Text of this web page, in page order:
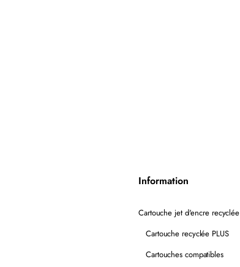
Information
Cartouche jet d'encre recyclée
Cartouche recyclée PLUS
Cartouches compatibles